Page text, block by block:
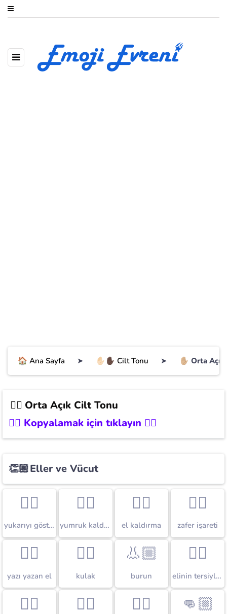
🏠 Ana Sayfa ➤ ✋🏻✋🏿 Cilt Tonu ➤ ✋🏼 Orta
✋🏼 Orta Açık Cilt Tonu
👉🏼 Kopyalamak için tıklayın 👇🏼
👏🏼Eller ve Vücut
☝🏼
yukarıyı gösteren işaret parmağı
✊🏼
yumruk kaldırma
✋🏼
el kaldırma
✌🏼
zafer işareti
✍🏼
yazı yazan el
👂🏼
kulak
👃🏼
burun
👆🏼
elinin tersiyle yukarıyı gösteren işaret parmağı
👇🏼 👈🏼 👉🏼 👊🏼